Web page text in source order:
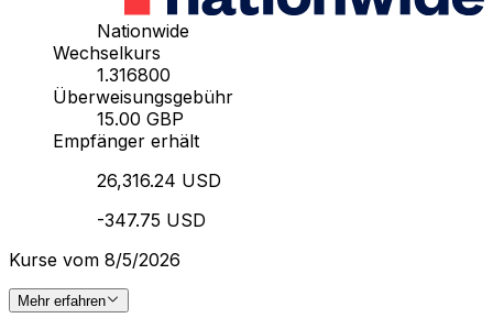
Nationwide
Wechselkurs
1.316800
Überweisungsgebühr
15.00 GBP
Empfänger erhält
26,316.24 USD
-347.75 USD
Kurse vom 8/5/2026
Mehr erfahren